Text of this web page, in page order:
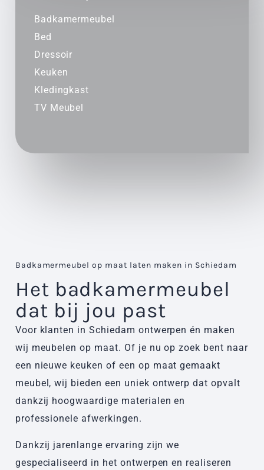
Badkamermeubel
Bed
Dressoir
Keuken
Kledingkast
TV Meubel
Badkamermeubel op maat laten maken in Schiedam
Het badkamermeubel
dat bij jou past
Voor klanten in Schiedam ontwerpen én maken
wij meubelen op maat. Of je nu op zoek bent naar
een nieuwe keuken of een op maat gemaakt
meubel, wij bieden een uniek ontwerp dat opvalt
dankzij hoogwaardige materialen en
professionele afwerkingen.
Dankzij jarenlange ervaring zijn we
gespecialiseerd in het ontwerpen en realiseren